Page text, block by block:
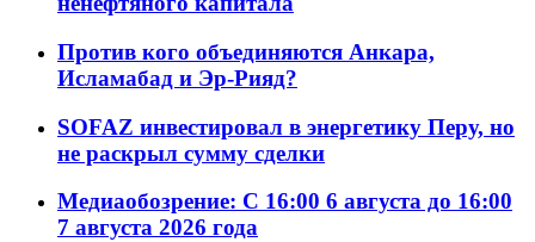
Против кого объединяются Анкара,
Исламабад и Эр-Рияд?
SOFAZ инвестировал в энергетику Перу, но
не раскрыл сумму сделки
Медиаобозрение: С 16:00 6 августа до 16:00
7 августа 2026 года